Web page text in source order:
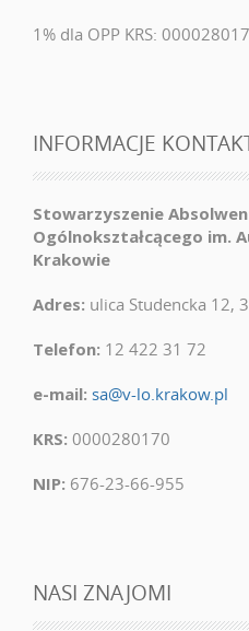
1% dla OPP KRS:
INFORMACJE
Stowarzyszenie
Ogólnokształcącego im.
Krakowie
Adres: ulica Studencka 12,
Telefon: 12 422 31 72
e-mail: sa@v-lo.krakow.pl
KRS: 0000280170
NIP: 676-23-66-955
NASI ZNAJOMI